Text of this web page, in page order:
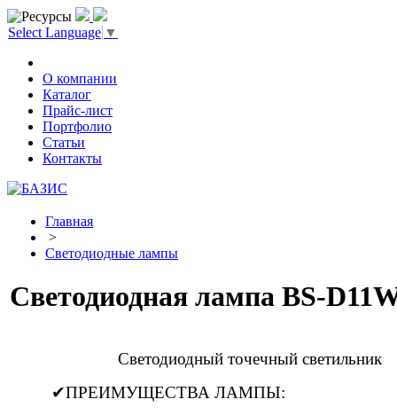
Select Language ▼
О компании
Каталог
Прайс-лист
Портфолио
Статьи
Контакты
Главная
>
Светодиодные лампы
Светодиодная лампа BS-
Светодиодный точечный светильник
✔ПРЕИМУЩЕСТВА ЛАМПЫ: